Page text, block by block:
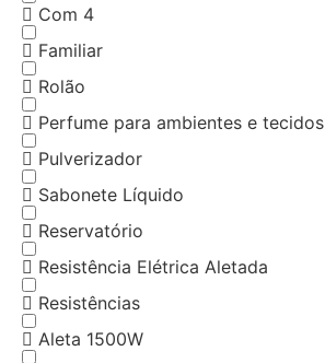
Com 4
Familiar
Rolão
Perfume para ambientes e tecidos
Pulverizador
Sabonete Líquido
Reservatório
Resistência Elétrica Aletada
Resistências
Aleta 1500W